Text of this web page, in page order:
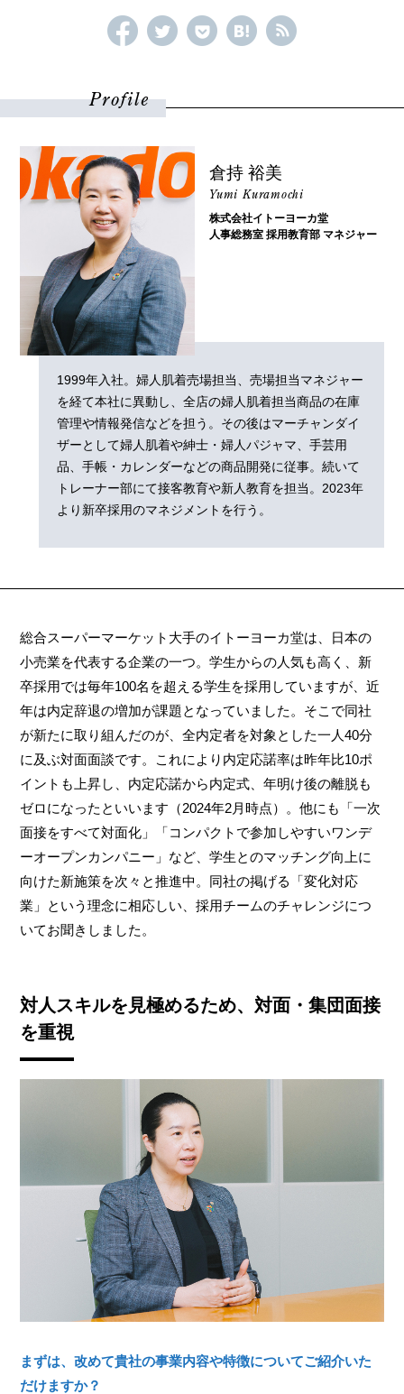
Profile
倉持 裕美
Yumi Kuramochi
株式会社イトーヨーカ堂
人事総務室 採用教育部 マネジャー
1999年入社。婦人肌着売場担当、売場担当マネジャー
を経て本社に異動し、全店の婦人肌着担当商品の在庫
管理や情報発信などを担う。その後はマーチャンダイ
ザーとして婦人肌着や紳士・婦人パジャマ、手芸用
品、手帳・カレンダーなどの商品開発に従事。続いて
トレーナー部にて接客教育や新人教育を担当。2023年
より新卒採用のマネジメントを行う。
総合スーパーマーケット大手のイトーヨーカ堂は、日本の
小売業を代表する企業の一つ。学生からの人気も高く、新
卒採用では毎年100名を超える学生を採用していますが、近
年は内定辞退の増加が課題となっていました。そこで同社
が新たに取り組んだのが、全内定者を対象とした一人40分
に及ぶ対面面談です。これにより内定応諾率は昨年比10ポ
イントも上昇し、内定応諾から内定式、年明け後の離脱も
ゼロになったといいます（2024年2月時点）。他にも「一次
面接をすべて対面化」「コンパクトで参加しやすいワンデ
ーオープンカンパニー」など、学生とのマッチング向上に
向けた新施策を次々と推進中。同社の掲げる「変化対応
業」という理念に相応しい、採用チームのチャレンジにつ
いてお聞きしました。
対人スキルを見極めるため、対面・集団面接
を重視
まずは、改めて貴社の事業内容や特徴についてご紹介いた
だけますか？